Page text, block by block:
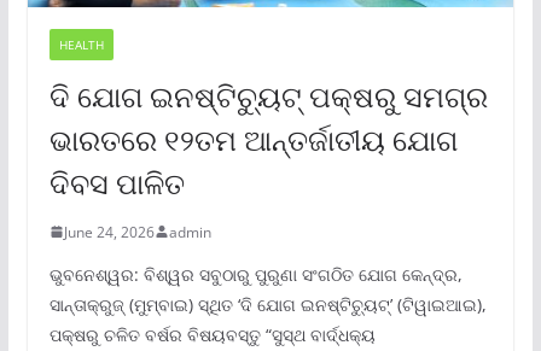
HEALTH
ଦି ଯୋଗ ଇନଷ୍ଟିଚ୍ୟୁଟ୍ ପକ୍ଷରୁ ସମଗ୍ର
ଭାରତରେ ୧୨ତମ ଆନ୍ତର୍ଜାତୀୟ ଯୋଗ
ଦିବସ ପାଳିତ
June 24, 2026 admin
ଭୁବନେଶ୍ୱର: ବିଶ୍ୱର ସବୁଠାରୁ ପୁରୁଣା ସଂଗଠିତ ଯୋଗ କେନ୍ଦ୍ର,
ସାନ୍ତାକ୍ରୁଜ୍ (ମୁମ୍ବାଇ) ସ୍ଥିତ ‘ଦି ଯୋଗ ଇନଷ୍ଟିଚ୍ୟୁଟ୍‌’ (ଟିୱାଇଆଇ),
ପକ୍ଷରୁ ଚଳିତ ବର୍ଷର ବିଷୟବସ୍ତୁ “ସୁସ୍ଥ ବାର୍ଦ୍ଧକ୍ୟ